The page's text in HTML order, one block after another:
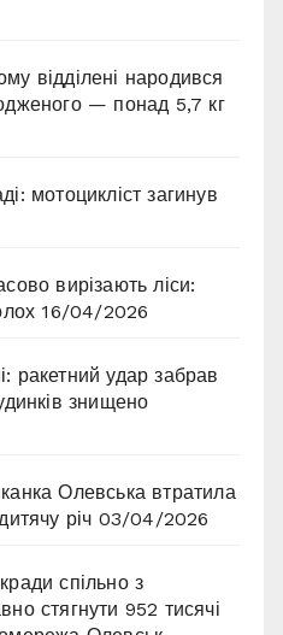
відділені народився
— понад 5,7 кг
мотоцикліст загинув
вирізають ліси:
16/04/2026
ракетний удар забрав
знищено
Олевська втратила
річ 03/04/2026
спільно з
стягнути 952 тисячі